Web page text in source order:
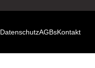
DatenschutzAGBsKontakt